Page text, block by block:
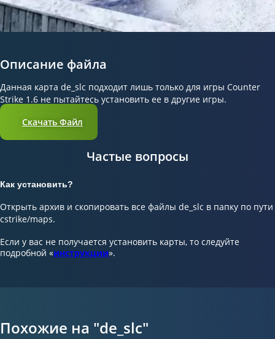
Описание файла
Данная карта de_slc подходит лишь только для игры Counter
Strike 1.6 не пытайтесь установить ее в другие игры.
Скачать Файл
Частые вопросы
Как установить?
Открыть архив и скопировать все файлы de_slc в папку по пути
cstrike/maps.
Если у вас не получается установить карты, то следуйте
подробной «инструкции».
Похожие на "de_slc"